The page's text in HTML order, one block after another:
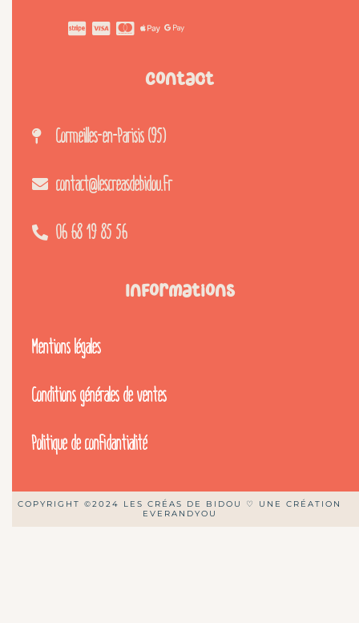
Contact
Cormeilles-en-Parisis (95)
contact@lescreasdebidou.fr
06 68 19 85 56
Informations
Mentions légales
Conditions générales de ventes
Politique de confidantialité
COPYRIGHT ©2024 LES CRÉAS DE BIDOU ♡ UNE CRÉATION
EVERANDYOU